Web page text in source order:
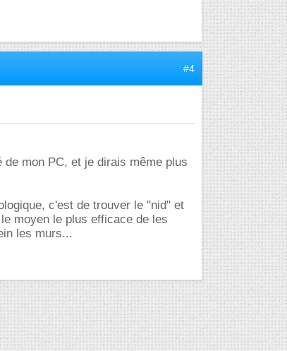
#4
mon PC, et je dirais même plus
c'est de trouver le "nid" et
moyen le plus efficace de les
les murs...